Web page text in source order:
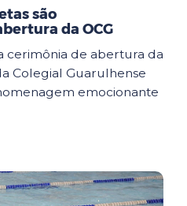
são
da OCG
cerimônia de abertura da
Colegial Guarulhense
emocionante